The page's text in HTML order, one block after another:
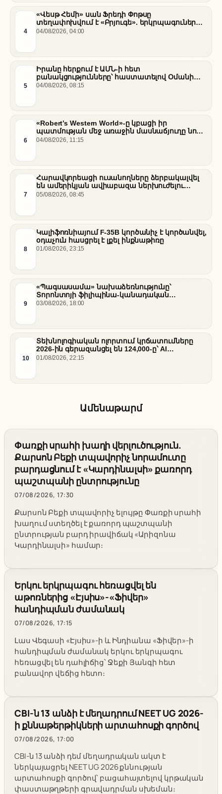
4
«Վեսթ Հեմի» սան Ֆրեդի Փոթսը
տեղափոխվում է «Բրյուգե». երկրպագուների
դժգոհությունը և ակումբի ռազմավարությունը
04/08/2026, 04:00
5
Իրանը հերքում է ԱՄՆ-ի հետ
բանակցությունները՝ հաստատելով Օմանի
միջնորդությամբ քննարկումները Հորմուզի
04/08/2026, 08:15
6
«Robert’s Western World»-ը կբացի իր
պատմության մեջ առաջին մասնաճյուղը նոր
«Nissan Stadium» մարզադաշտում
04/08/2026, 11:15
7
Հարավկորեացի ուսանողները ձերբակալվել
են ամերիկյան ավիաբազա ներխուժելու
համար
05/08/2026, 08:45
8
Կալիֆոռնիայում F-35B կործանիչ է կործանվել,
օդաչուն հասցրել է լքել ինքնաթիռը
01/08/2026, 23:15
9
«Պագսասամա» նախաձեռնությունը՝
Տորոնտոյի ֆիլիպինա-կանադական
արվեստագետների համար
03/08/2026, 18:00
10
Տեխնոլոգիական ոլորտում կրճատումները
2026-ին գերազանցել են 124,000-ը՝ AI
ենթակառուցվածքների վերաբաշխման ֆոնին
01/08/2026, 22:15
Ամենաթարմ
Փառքի սրահի խաղի վերլուծություն.
Քարսոն Բեքի տպավորիչ նորամուտը
բարդացնում է «Կարդինալսի» քառորդ
պաշտպանի ընտրությունը
07/08/2026, 17:30
Քարսոն Բեքի տպավորիչ ելույթը Փառքի սրահի
խաղում ստեղծել է քառորդ պաշտպանի
ընտրության բարդ իրավիճակ «Արիզոնա
Կարդինալսի» համար։
Երկու երկրպագու հեռացվել են
աթոռներից «Էյսիս»-«Ֆիվեր»
հանդիպման ժամանակ
07/08/2026, 17:15
Լաս Վեգասի «Էյսիս»-ի և Ինդիանա «Ֆիվեր»-ի
հանդիպման ժամանակ երկու երկրպագու
հեռացվել են դահլիճից՝ Ջեքի Յանգի հետ
բանավոր վեճից հետո։
CBI-ն 13 անձի է մեղադրում NEET UG 2026-
ի քննաթերթիկների արտահոսքի գործով
07/08/2026, 17:00
CBI-ն 13 անձի դեմ մեղադրական ակտ է
ներկայացրել NEET UG 2026 քննության
արտահոսքի գործով՝ բացահայտելով կրթական
փաստաթղթերի գրավադրման սխեման։